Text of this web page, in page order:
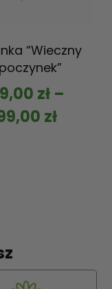
“Wieczny
zł –
zł